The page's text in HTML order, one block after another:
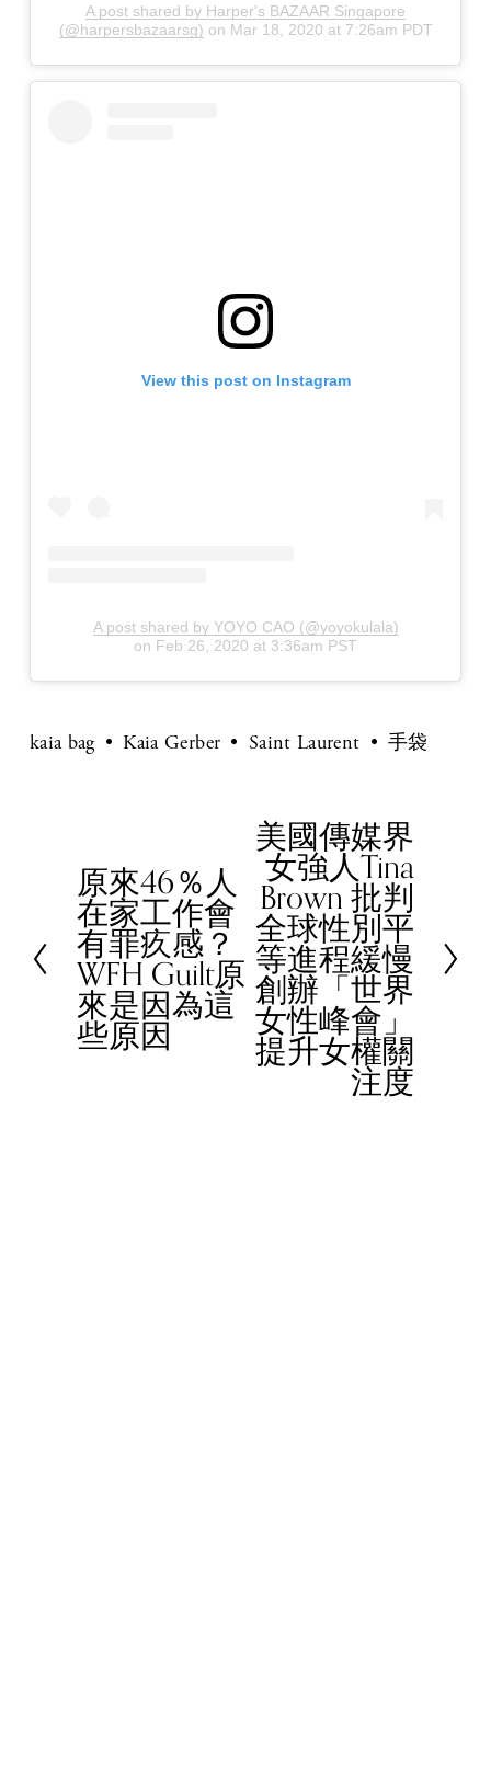
A post shared by Harper's BAZAAR Singapore
(@harpersbazaarsg) on Mar 18, 2020 at 7:26am PDT
View this post on Instagram
A post shared by YOYO CAO (@yoyokulala)
on Feb 26, 2020 at 3:36am PST
kaia bag Kaia Gerber Saint Laurent 手袋
P
r
e
v
i
o
原來46％人
在家工作會
有罪疚感？
WFH Guilt原
來是因為這
些原因
N美國傳媒界
女強人Tina
Brown 批判
全球性別平
等進程緩慢
創辦「世界
女性峰會」
提升女權關
注度